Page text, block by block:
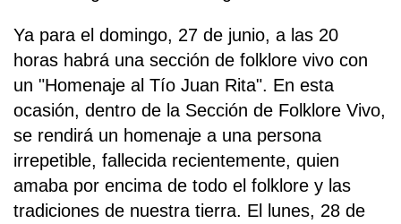
Ya para el domingo, 27 de junio, a las 20
horas habrá una sección de folklore vivo con
un "Homenaje al Tío Juan Rita". En esta
ocasión, dentro de la Sección de Folklore Vivo,
se rendirá un homenaje a una persona
irrepetible, fallecida recientemente, quien
amaba por encima de todo el folklore y las
tradiciones de nuestra tierra. El lunes, 28 de